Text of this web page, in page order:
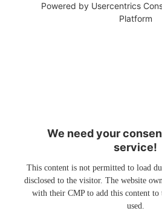
Powered by Usercentrics
Platform
We need your
service!
This content is not permitted to load
disclosed to the visitor. The website
with their CMP to add this content to
used.